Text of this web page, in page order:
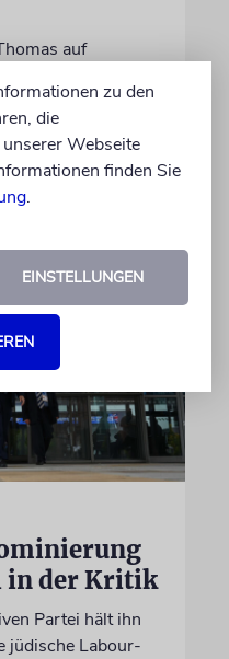
auf
wurde zur
in der Kritik
Partei hält ihn
jüdische Labour-
zu den
die
Webseite
finden Sie
.
EINSTELLUNGEN